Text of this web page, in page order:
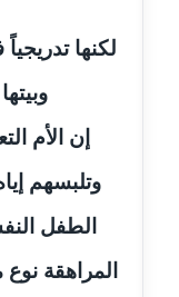
مدونة
مدونة
عاملة
مدونة
عاملة
لكنها
إن الأم
وتلبسهم
الطفل
المراهقة